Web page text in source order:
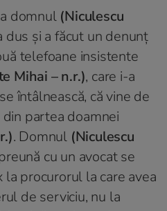
domnul (Niculescu
dus și a făcut un denunț
telefoane insistente
Mihai – n.r.), care i-a
întâlnească, că vine de
din partea doamnei
. Domnul (Niculescu
cu un avocat se
procurorul la care avea
de serviciu, nu la